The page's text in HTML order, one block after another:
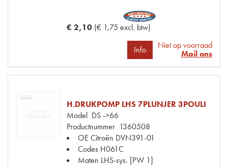
€ 2,10 (€ 1,75 excl. btw)
Info
Niet op voorraad
Mail ons
H.DRUKPOMP LHS 7PLUNJER 3POULI
Model DS ->66
Productnummer 1360508
OE Citroën DVN391-01
Codes H061C
Maten LHS-sys. [PW 1]